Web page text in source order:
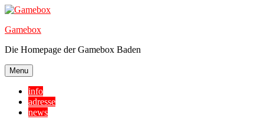
Skip
content
Gamebox
Die Homepage der Gamebox Baden
Menu
info
adresse
news